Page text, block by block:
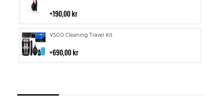
190,00 kr
i
VSGO Cleaning Travel Kit
690,00 kr
Lägg
i